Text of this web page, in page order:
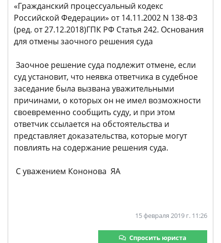
«Гражданский процессуальный кодекс
Российской Федерации» от 14.11.2002 N 138-ФЗ
(ред. от 27.12.2018)ГПК РФ Статья 242. Основания
для отмены заочного решения суда
Заочное решение суда подлежит отмене, если
суд установит, что неявка ответчика в судебное
заседание была вызвана уважительными
причинами, о которых он не имел возможности
своевременно сообщить суду, и при этом
ответчик ссылается на обстоятельства и
представляет доказательства, которые могут
повлиять на содержание решения суда.
С уважением Кононова ЯА
15 февраля 2019 г. 11:26
Спросить юриста